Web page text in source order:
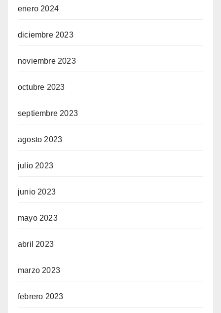
enero 2024
diciembre 2023
noviembre 2023
octubre 2023
septiembre 2023
agosto 2023
julio 2023
junio 2023
mayo 2023
abril 2023
marzo 2023
febrero 2023